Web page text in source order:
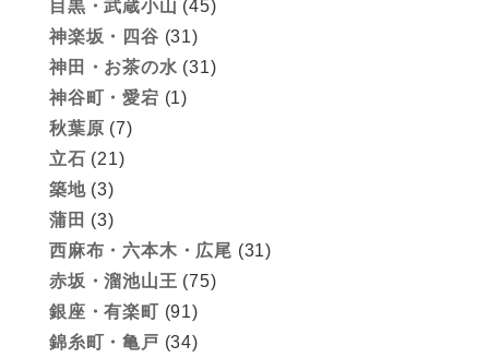
目黒・武蔵小山 (45)
神楽坂・四谷 (31)
神田・お茶の水 (31)
神谷町・愛宕 (1)
秋葉原 (7)
立石 (21)
築地(3)
蒲田 (3)
西麻布・六本木・広尾 (31)
赤坂・溜池山王 (75)
銀座・有楽町 (91)
錦糸町・亀戸 (34)